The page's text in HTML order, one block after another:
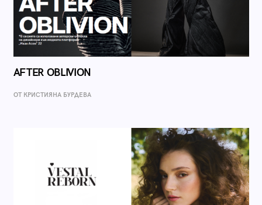
AFTER OBLIVION
ОТ КРИСТИЯНА БУРДЕВА